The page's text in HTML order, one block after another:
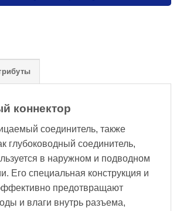
коннектор
соединитель, также
глубоководный соединитель,
в наружном и подводном
Его специальная конструкция и
предотвращают
и влаги внутрь разъема,